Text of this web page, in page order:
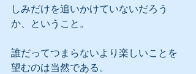
しみだけを追いかけていないだろう
か、ということ。
誰だってつまらないより楽しいことを
望むのは当然である。